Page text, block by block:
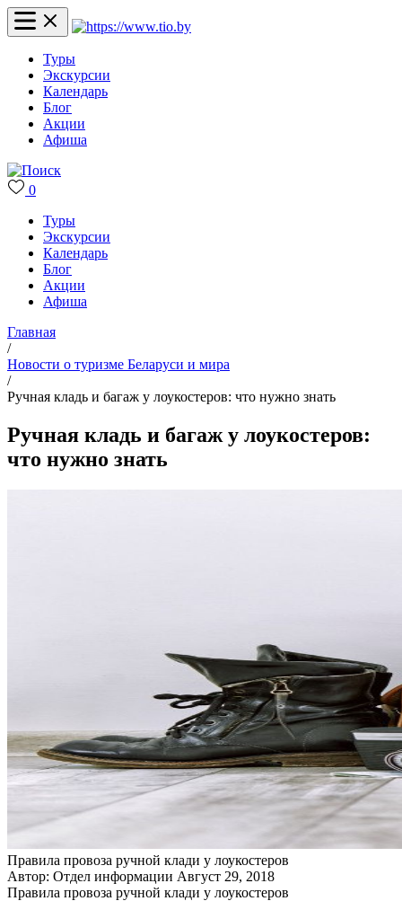
Туры
Экскурсии
Календарь
Блог
Акции
Афиша
0
Туры
Экскурсии
Календарь
Блог
Акции
Афиша
Главная
/
Новости о туризме Беларуси и мира
/
Ручная кладь и багаж у лоукостеров: что нужно знать
Ручная кладь и багаж у лоукостеров:
что нужно знать
Правила провоза ручной клади у лоукостеров
Автор: Отдел информации Август 29, 2018
Правила провоза ручной клади у лоукостеров